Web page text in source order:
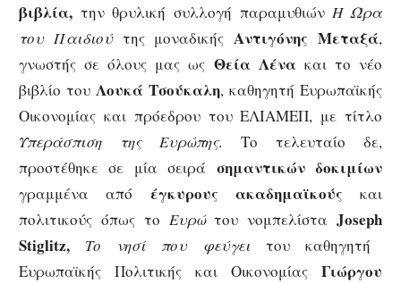
βιβλία, την θρυλική συλλογή παραμυθιώνΗ Ώρα
του Παιδιού της μοναδικήςΑντιγόνης Μεταξά,
γνωστής σε όλους μας ως Θεία Λένακαι το νέο
βιβλίο του Λουκά Τσούκαλη, καθηγητή Ευρωπαϊκής
Οικονομίας και πρόεδρου του ΕΛΙΑΜΕΠ, με τίτλο
Υπεράσπιση της Ευρώπης. Το τελευταίο δε,
προστέθηκε σε μία σειρά σημαντικών δοκιμίων
γραμμένα από έγκυρους ακαδημαϊκούς και
πολιτικούς όπως το Ευρώτου νομπελίστα Joseph
Stiglitz,
Το νησί που φεύγει του καθηγητή
Ευρωπαϊκής Πολιτικής και Οικονομίας Γιώργου